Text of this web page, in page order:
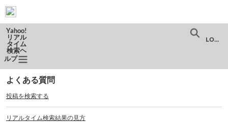
ナ
ビ
ゲ
ー
シ
ョ
ン
へ
キ
ッ
プ
メ
イ
ン
コ
ン
テ
ン
ツ
ス
キ
ッ
メニューを切り替え
LOGIN
ホーム トピック
よくある質問
投稿を検索する
リアルタイム検索結果の見方